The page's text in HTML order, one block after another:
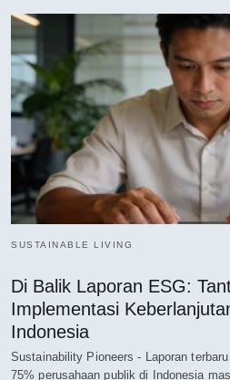
SUSTAINABLE LIVING
Di Balik Laporan ESG:
Implementasi
Indonesia
Sustainability Pioneers - Laporan
75% perusahaan publik di Indonesia